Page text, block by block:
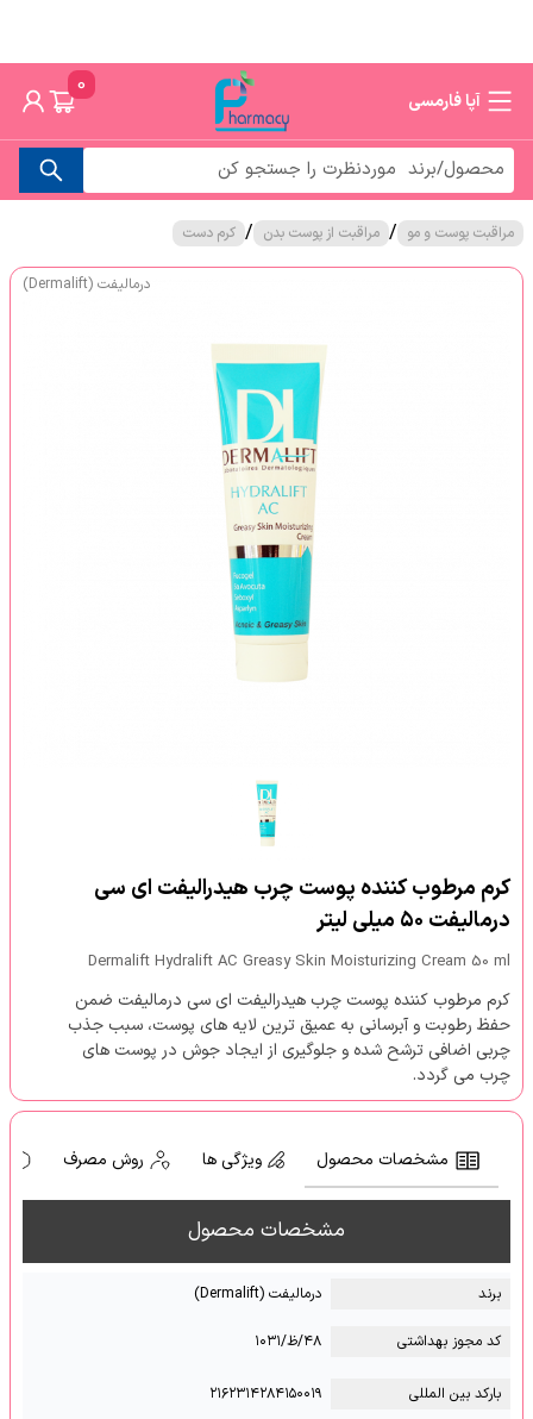
آپا فارمسی
0
مراقبت پوست و مو / مراقبت از پوست بدن / کرم دست
درمالیفت (Dermalift)
کرم مرطوب کننده پوست چرب هیدرالیفت ای سی
درمالیفت ۵۰ میلی لیتر
Dermalift Hydralift AC Greasy Skin Moisturizing Cream 50 ml
کرم مرطوب کننده پوست چرب هیدرالیفت ای سی درمالیفت ضمن
حفظ رطوبت و آبرسانی به عمیق ترین لایه های پوست، سبب جذب
چربی اضافی ترشح شده و جلوگیری از ایجاد جوش در پوست های
چرب می گردد.
مشخصات محصول ویژگی ها روش مصرف
مشخصات محصول
برند درمالیفت (Dermalift)
کد مجوز بهداشتی ۴۸/ظ/۱۰۳۱
بارکد بین المللی ۲۱۶۲۳۱۴۲۸۴۱۵۰۰۱۹